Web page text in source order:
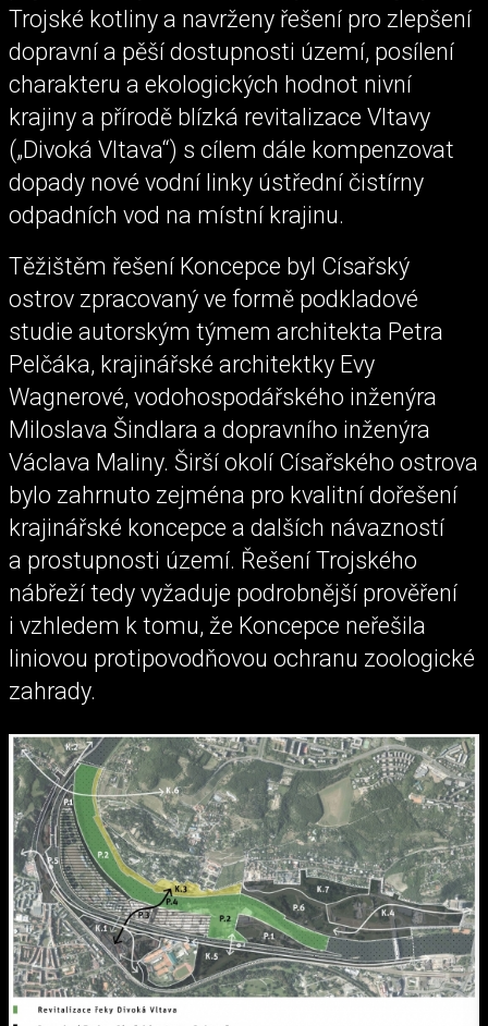
Trojské kotliny a navrženy řešení pro zlepšení
dopravní a pěší dostupnosti území, posílení
charakteru a ekologických hodnot nivní
krajiny a přírodě blízká revitalizace Vltavy
(„Divoká Vltava“) s cílem dále kompenzovat
dopady nové vodní linky ústřední čistírny
odpadních vod na místní krajinu.
Těžištěm řešení Koncepce byl Císařský
ostrov zpracovaný ve formě podkladové
studie autorským týmem architekta Petra
Pelčáka, krajinářské architektky Evy
Wagnerové, vodohospodářského inženýra
Miloslava Šindlara a dopravního inženýra
Václava Maliny. Širší okolí Císařského ostrova
bylo zahrnuto zejména pro kvalitní dořešení
krajinářské koncepce a dalších návazností
a prostupnosti území. Řešení Trojského
nábřeží tedy vyžaduje podrobnější prověření
i vzhledem k tomu, že Koncepce neřešila
liniovou protipovodňovou ochranu zoologické
zahrady.